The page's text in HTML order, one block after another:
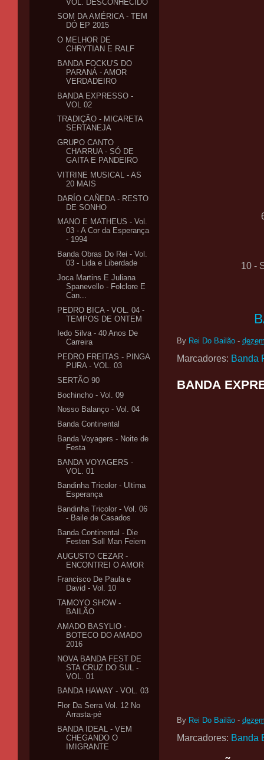
10 -
By Rei Do Bailão -
Marcadores: Banda
BANDA
By Rei Do Bailão -
Marcadores: Banda
VOL. DESCONHECIDO
SOM DA AMÉRICA - TEM
DÓ EP 2015
O MELHOR DE
CHRYTIAN E RALF
BANDA FOCKU'S DO
PARANÁ - AMOR
VERDADEIRO
BANDA EXPRESSO -
VOL 02
TRADIÇÃO - MICARETA
SERTANEJA
GRUPO CANTO
CHARRUA - SÓ DE
GAITA E PANDEIRO
VITRINE MUSICAL - AS
20 MAIS
DARÍO CAÑEDA - RESTO
DE SONHO
MANO E MATHEUS - Vol.
03 - A Cor da Esperança
- 1994
Banda Obras Do Rei - Vol.
03 - Lida e Liberdade
Joca Martins E Juliana
Spanevello - Folclore E
Can...
PEDRO BICA - VOL. 04 -
TEMPOS DE ONTEM
Iedo Silva - 40 Anos De
Carreira
PEDRO FREITAS - PINGA
PURA - VOL. 03
SERTÃO 90
Bochincho - Vol. 09
Nosso Balanço - Vol. 04
Banda Continental
Banda Voyagers - Noite de
Festa
BANDA VOYAGERS -
VOL. 01
Bandinha Tricolor - Ultima
Esperança
Bandinha Tricolor - Vol. 06
- Baile de Casados
Banda Continental - Die
Festen Soll Man Feiern
AUGUSTO CEZAR -
ENCONTREI O AMOR
Francisco De Paula e
David - Vol. 10
TAMOYO SHOW -
BAILÃO
AMADO BASYLIO -
BOTECO DO AMADO
2016
NOVA BANDA FEST DE
STA CRUZ DO SUL -
VOL. 01
BANDA HAWAY - VOL. 03
Flor Da Serra Vol. 12 No
Arrasta-pé
BANDA IDEAL - VEM
CHEGANDO O
IMIGRANTE